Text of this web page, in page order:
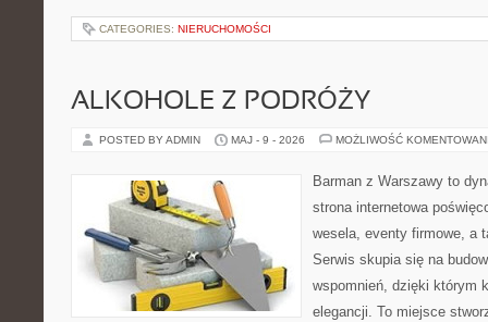
CATEGORIES: NIERUCHOMOŚCI
ALKOHOLE Z PODRÓŻY
POSTED BY ADMIN MAJ - 9 - 2026 MOŻLIWOŚĆ
Barman z Warszawy to
strona internetowa
wesela, eventy firmowe, a
Serwis skupia się na
wspomnień, dzięki którym
elegancji. To miejsce